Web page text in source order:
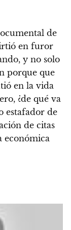
de
en furor
y no solo
porque que
en la vida
¿de qué va
estafador de
de citas
económica